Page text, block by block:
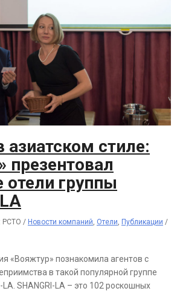
стиле:
презентовал
группы
РСТО / Новости компаний, Отели, Публикации /
«Вояжтур» познакомила агентов с
в такой популярной группе
LA. SHANGRI-LA – это 102 роскошных